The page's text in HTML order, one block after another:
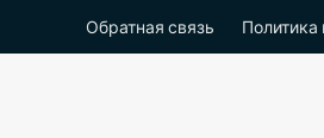
Обратная связь